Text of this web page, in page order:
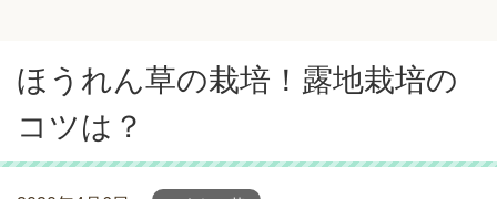
ほうれん草の栽培！露地栽培の
コツは？